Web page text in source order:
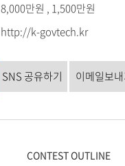
8,000만원 , 1,500만원
http://k-govtech.kr
SNS 공유하기 이메일보
CONTEST OUTLINE